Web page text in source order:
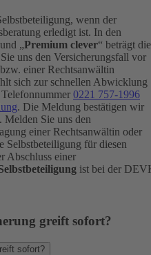
wenn der
erledigt ist. In den
„Premium clever“ beträgt die
uns den Versicherungsfall vor
einer Rechtsanwältin
sich zur schnellen Abwicklung
0221 757-1996
. Die Meldung bestätigen wir
Melden Sie uns den
einer Rechtsanwältin oder
Selbstbeteiligung für diesen
Abschluss einer
ist bei der
greift sofort?
sofort?